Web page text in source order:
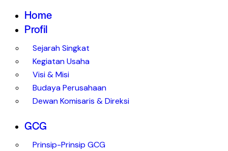
Home
Profil
Sejarah Singkat
Kegiatan Usaha
Visi & Misi
Budaya Perusahaan
Dewan Komisaris & Direksi
GCG
Prinsip-Prinsip GCG